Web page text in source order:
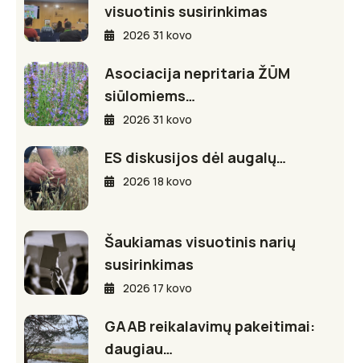
visuotinis susirinkimas
2026 31 kovo
Asociacija nepritaria ŽŪM
siūlomiems…
2026 31 kovo
ES diskusijos dėl augalų…
2026 18 kovo
Šaukiamas visuotinis narių
susirinkimas
2026 17 kovo
GAAB reikalavimų pakeitimai:
daugiau…